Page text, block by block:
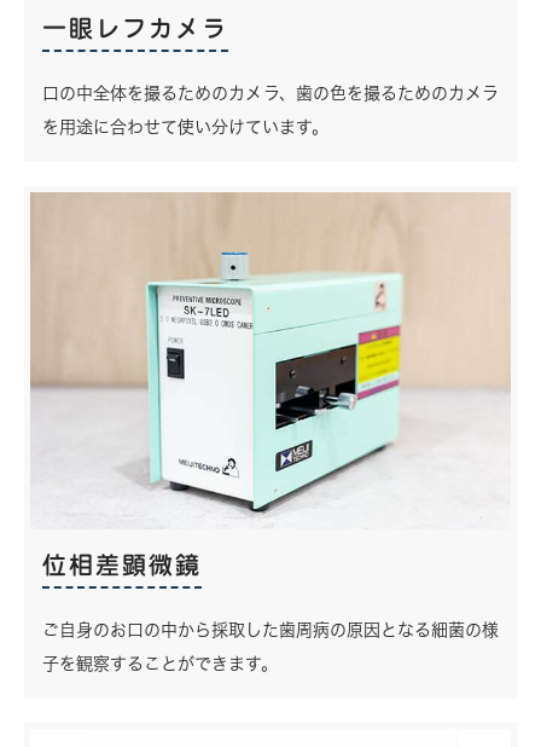
一眼レフカメラ
口の中全体を撮るためのカメラ、歯の色を撮るためのカメラ
を用途に合わせて使い分けています。
位相差顕微鏡
ご自身のお口の中から採取した歯周病の原因となる細菌の様
子を観察することができます。